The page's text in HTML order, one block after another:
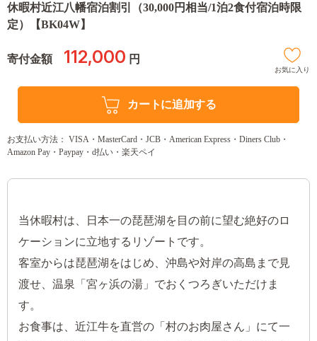
休暇村近江八幡宿泊割引（30,000円相当/1泊2食付宿泊時限
定）【BK04W】
寄付金額 112,000 円
お気に入り
カートに追加する
お支払い方法： VISA・MasterCard・JCB・American Express・Diners Club・
Amazon Pay・Paypay・d払い・楽天ペイ
当休暇村は、日本一の琵琶湖を目の前に望む絶好のロ
ケーションに立地するリゾートです。
客室からは琵琶湖をはじめ、沖島や対岸の高島まで見
渡せ、温泉「宮ヶ浜の湯」でおくつろぎいただけま
す。
お食事は、近江牛を直営の「村のお肉屋さん」にて一